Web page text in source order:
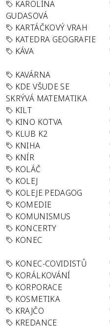
KAROLÍNA
GUDASOVÁ
KARTÁČKOVÝ VRAH
KATEDRA GEOGRAFIE
KÁVA
KAVÁRNA
KDE VŠUDE SE
SKRÝVÁ MATEMATIKA
KILT
KINO KOTVA
KLUB K2
KNIHA
KNÍR
KOLÁČ
KOLEJ
KOLEJE PEDAGOG
KOMEDIE
KOMUNISMUS
KONCERTY
KONEC
KONEC-COVIDISTŮ
KORÁLKOVÁNÍ
KORPORACE
KOSMETIKA
KRAJČO
KREDANCE